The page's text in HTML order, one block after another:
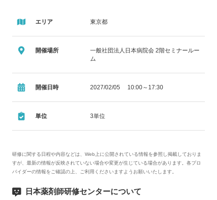
エリア 東京都
開催場所
一般社団法人日本病院会 2階セミナールー
ム
開催日時 2027/02/05 10:00～17:30
単位 3単位
研修に関する日程や内容などは、Web上に公開されている情報を参照し掲載しておりま
すが、最新の情報が反映されていない場合や変更が生じている場合があります。各プロ
バイダーの情報をご確認の上、ご利用くださいますようお願いいたします。
日本薬剤師研修センターについて